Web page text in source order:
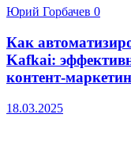
Юрий Горбачев 0
Как
Kafkai:
контент-
18.03.2025